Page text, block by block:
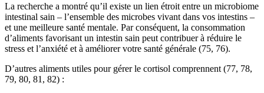
La recherche a montré qu’il existe un lien étroit entre un microbiome
intestinal sain – l’ensemble des microbes vivant dans vos intestins –
et une meilleure santé mentale. Par conséquent, la consommation
d’aliments favorisant un intestin sain peut contribuer à réduire le
stress et l’anxiété et à améliorer votre santé générale (75, 76).
D’autres aliments utiles pour gérer le cortisol comprennent (77, 78,
79, 80, 81, 82) :